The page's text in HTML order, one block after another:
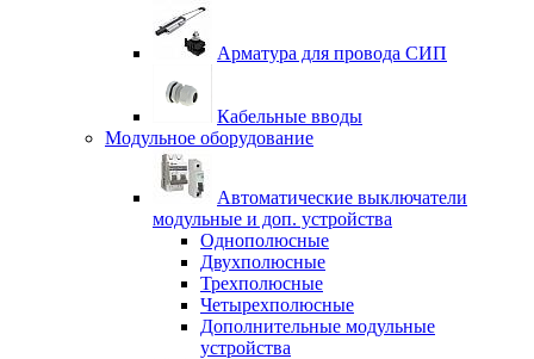
Арматура для провода СИП
Кабельные вводы
Модульное оборудование
Автоматические выключатели
модульные и доп. устройства
Однополюсные
Двухполюсные
Трехполюсные
Четырехполюсные
Дополнительные модульные
устройства